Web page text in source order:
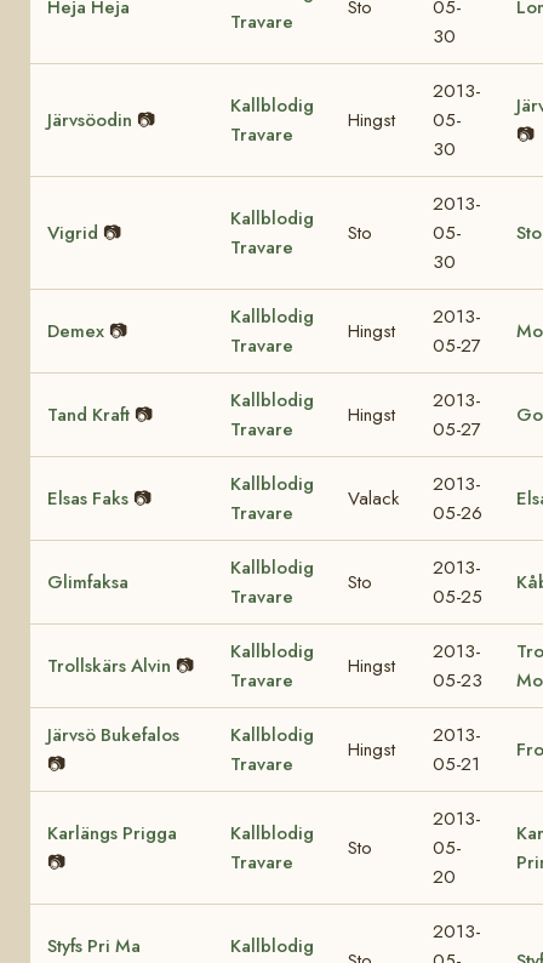
Heja Heja
Travare
Sto
05-
30
Järvsöodin 📷
Kallblodig
Travare
Hingst
2013-
05-
30
📷
Vigrid 📷
Kallblodig
Travare
Sto
2013-
05-
30
Demex 📷
Kallblodig
Travare
Hingst
2013-
05-27
Tand Kraft 📷
Kallblodig
Travare
Hingst
2013-
05-27
Elsas Faks 📷
Kallblodig
Travare
Valack
2013-
05-26
Glimfaksa
Kallblodig
Travare
Sto
2013-
05-25
Trollskärs Alvin 📷
Kallblodig
Travare
Hingst
2013-
05-23
Järvsö Bukefalos
📷
Kallblodig
Travare
Hingst
2013-
05-21
Karlängs Prigga
📷
Kallblodig
Travare
Sto
2013-
05-
20
Styfs Pri Ma
Kallblodig
2013-